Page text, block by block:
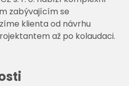
zabývajícím se
klienta od návrhu
až po kolaudaci.